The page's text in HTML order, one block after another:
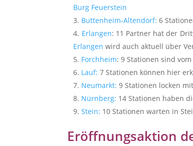
Burg Feuerstein
Buttenheim-Altendorf:6
Erlangen: 11 Partner hat der
Erlangenwird auch aktuell über
Forchheim: 9 Stationen sind
Lauf: 7 Stationen können hier
Neumarkt: 9 Stationen locken
Nürnberg: 14 Stationen haben
Stein: 10 Stationen warten in
Eröffnungsaktion